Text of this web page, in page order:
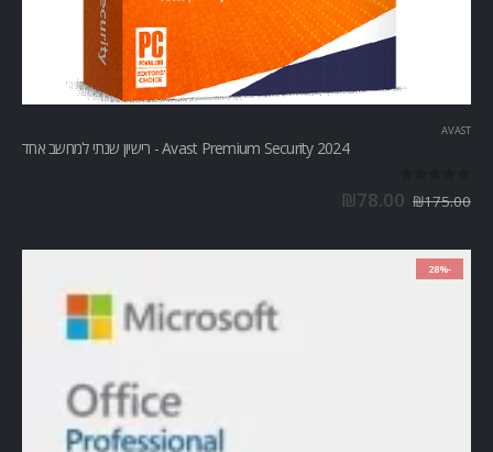
AVAST
Avast Premium Security 2024 - רישיון שנתי למחשב אחד
₪175.00
₪78.00
-28%